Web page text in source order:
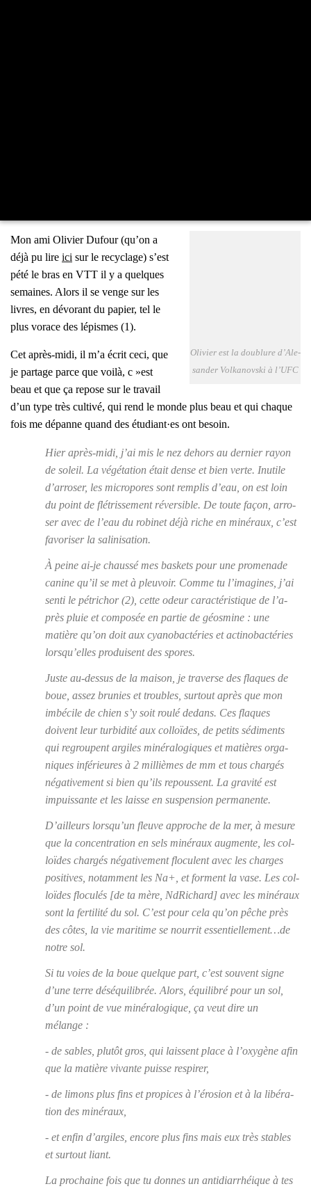
Oli­vier est la dou­blure d’A­le­
san­der Vol­ka­novs­ki à l’UFC
Mon ami Oli­vier Dufour (qu’on a
déjà pu lire ici sur le recy­clage) s’est
pété le bras en VTT il y a quelques
semaines. Alors il se venge sur les
livres, en dévo­rant du papier, tel le
plus vorace des lépismes (1).
Cet après-midi, il m’a écrit ceci, que
je par­tage parce que voi­là, c »est
beau et que ça repose sur le tra­vail
d’un type très culti­vé, qui rend le monde plus beau et qui chaque
fois me dépanne quand des étudiant·es ont besoin.
Hier après-midi, j’ai mis le nez dehors au der­nier rayon
de soleil. La végé­ta­tion était dense et bien verte. Inutile
d’ar­ro­ser, les micro­pores sont rem­plis d’eau, on est loin
du point de flé­tris­se­ment réver­sible. De toute façon, arro­
ser avec de l’eau du robi­net déjà riche en miné­raux, c’est
favo­ri­ser la sali­ni­sa­tion.
À peine ai-je chaus­sé mes bas­kets pour une pro­me­nade
canine qu’il se met à pleu­voir. Comme tu l’i­ma­gines, j’ai
sen­ti le pétri­chor (2), cette odeur carac­té­ris­tique de l’a­
près pluie et com­po­sée en par­tie de géos­mine : une
matière qu’on doit aux cya­no­bac­té­ries et acti­no­bac­té­ries
lors­qu’elles pro­duisent des spores.
Juste au-des­sus de la mai­son, je tra­verse des flaques de
boue, assez bru­nies et troubles, sur­tout après que mon
imbé­cile de chien s’y soit rou­lé dedans. Ces flaques
doivent leur tur­bi­di­té aux col­loïdes , de petits sédi­ments
qui regroupent argiles miné­ra­lo­giques et matières orga­
niques infé­rieures à 2 mil­lièmes de mm et tous char­gés
néga­ti­ve­ment si bien qu’ils repoussent. La gra­vi­té est
impuis­sante et les laisse en sus­pen­sion per­ma­nente.
D’ailleurs lors­qu’un fleuve approche de la mer, à mesure
que la concen­tra­tion en sels miné­raux aug­mente, les col­
loïdes char­gés néga­ti­ve­ment flo­culent avec les charges
posi­tives, notam­ment les Na+, et forment la vase. Les col­
loïdes flo­cu­lés [de ta mère, NdRi­chard] avec les miné­raux
sont la fer­ti­li­té du sol. C’est pour cela qu’on pêche près
des côtes, la vie mari­time se nour­rit essentiellement…de
notre sol.
Si tu voies de la boue quelque part, c’est sou­vent signe
d’une terre dés­équi­li­brée. Alors, équi­li­bré pour un sol,
d’un point de vue miné­ra­lo­gique, ça veut dire un
mélange :
- de sables, plu­tôt gros, qui laissent place à l’oxy­gène afin
que la matière vivante puisse res­pi­rer,
- de limons plus fins et pro­pices à l’é­ro­sion et à la libé­ra­
tion des miné­raux,
- et enfin d’ar­giles, encore plus fins mais eux très stables
et sur­tout liant.
La pro­chaine fois que tu donnes un anti­diar­rhéique à tes